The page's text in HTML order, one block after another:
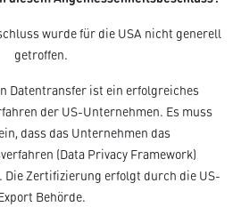
wurde für die USA nicht generell
getroffen.
Datentransfer ist ein erfolgreiches
der US-Unternehmen. Es muss
dass das Unternehmen das
(Data Privacy Framework)
Die Zertifizierung erfolgt durch die US-
Behörde.